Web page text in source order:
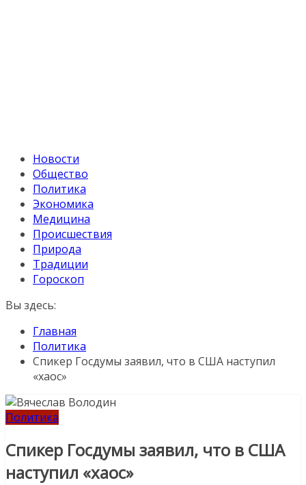
Новости
Общество
Политика
Экономика
Медицина
Происшествия
Природа
Традиции
Гороскоп
Вы здесь:
Главная
Политика
Спикер Госдумы заявил, что в США наступил
«хаос»
Политика
Спикер Госдумы заявил, что в США
наступил «хаос»